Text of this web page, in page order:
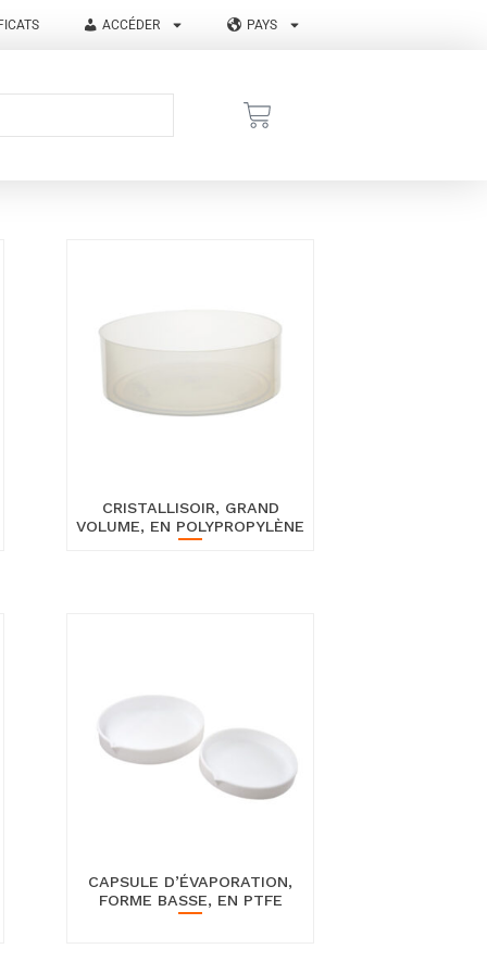
ACCÉDER PAYS
CRISTALLISOIR, GRAND
VOLUME, EN POLYPROPYLÈNE
CAPSULE D’ÉVAPORATION,
FORME BASSE, EN PTFE